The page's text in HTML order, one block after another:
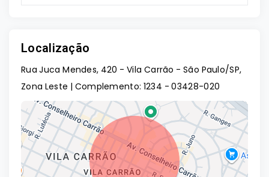
Localização
Rua Juca Mendes, 420 - Vila Carrão - São Paulo/SP,
Zona Leste | Complemento: 1234 - 03428-020